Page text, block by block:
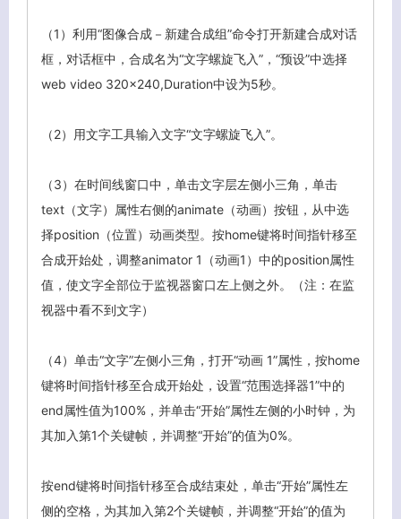
（1）利用“图像合成－新建合成组”命令打开新建合成对话
框，对话框中，合成名为“文字螺旋飞入”，“预设”中选择
web video 320×240,Duration中设为5秒。
（2）用文字工具输入文字“文字螺旋飞入”。
（3）在时间线窗口中，单击文字层左侧小三角，单击
text（文字）属性右侧的animate（动画）按钮，从中选
择position（位置）动画类型。按home键将时间指针移至
合成开始处，调整animator 1（动画1）中的position属性
值，使文字全部位于监视器窗口左上侧之外。（注：在监
视器中看不到文字）
（4）单击“文字”左侧小三角，打开“动画 1”属性，按home
键将时间指针移至合成开始处，设置“范围选择器1”中的
end属性值为100%，并单击“开始”属性左侧的小时钟，为
其加入第1个关键帧，并调整“开始”的值为0%。
按end键将时间指针移至合成结束处，单击“开始”属性左
侧的空格，为其加入第2个关键帧，并调整“开始”的值为